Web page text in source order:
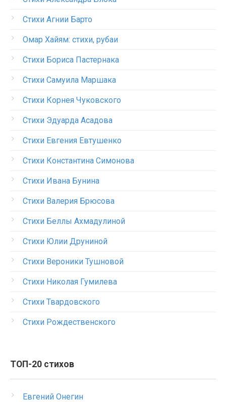
Стихи Агнии Барто
Омар Хайям: стихи, рубаи
Стихи Бориса Пастернака
Стихи Самуила Маршака
Стихи Корнея Чуковского
Стихи Эдуарда Асадова
Стихи Евгения Евтушенко
Стихи Константина Симонова
Стихи Ивана Бунина
Стихи Валерия Брюсова
Стихи Беллы Ахмадулиной
Стихи Юлии Друниной
Стихи Вероники Тушновой
Стихи Николая Гумилева
Стихи Твардовского
Стихи Рождественского
ТОП-20 стихов
Евгений Онегин